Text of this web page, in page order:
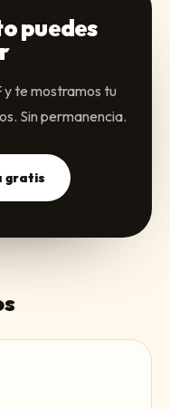
puedes
y te mostramos tu
Sin permanencia.
gratis